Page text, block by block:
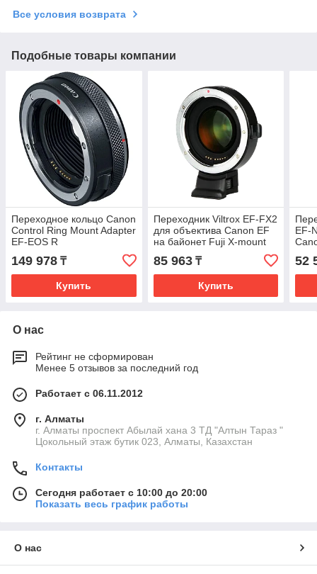
Все условия возврата
Подобные товары компании
Переходное кольцо Canon
Control Ring Mount Adapter
EF-EOS R
149 978 ₸
Купить
Переходник Viltrox EF-FX2
для объектива Canon EF
на байонет Fuji X-mount
85 963₸
Купить
EF-
52
О нас
Рейтинг не сформирован
Менее 5 отзывов за последний год
Работает с 06.11.2012
г. Алматы
г. Алматы проспект Абылай хана 3 ТД "Алтын Тараз "
Цокольный этаж бутик 023, Алматы, Казахстан
Контакты
Сегодня работает с 10:00 до 20:00
Показать весь график работы
О нас